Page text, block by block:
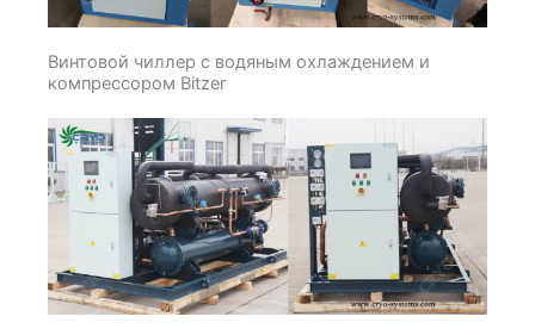
Винтовой чиллер с водяным охлаждением и
компрессором Bitzer